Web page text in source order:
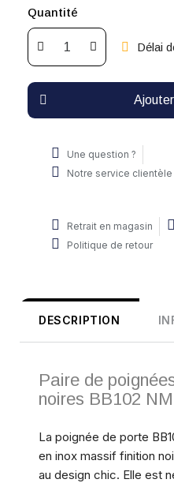
Quantité
Délai
Une question ?
Notre service
Retrait en magasin
Politique de retour
DESCRIPTION
Paire de
noires BB102 NM
La poignée de porte
en inox massif finition
au design chic. Elle est